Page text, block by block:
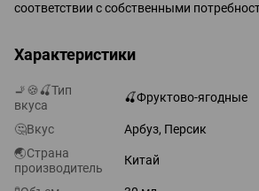
соответствии с собственными
Характеристики
🚬🍪🍒Тип
вкуса
🍒Фруктово-ягодные
🤔Вкус
Арбуз, Персик
🌏Страна
производитель
Китай